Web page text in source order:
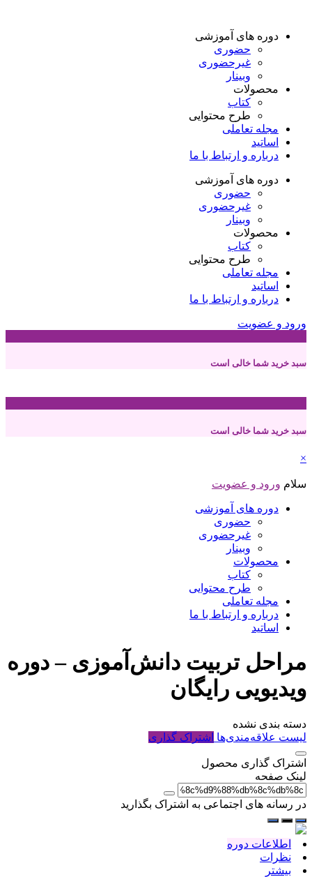
دوره های آموزشی
حضوری
غیرحضوری
وبینار
محصولات
کتاب
طرح محتوایی
مجله تعاملی
اساتید
درباره و ارتباط با ما
دوره های آموزشی
حضوری
غیرحضوری
وبینار
محصولات
کتاب
طرح محتوایی
مجله تعاملی
اساتید
درباره و ارتباط با ما
ورود و عضویت
سبد خرید شما خالی است
سبد خرید شما خالی است
×
سلام ورود و عضویت
دوره های آموزشی
حضوری
غیرحضوری
وبینار
محصولات
کتاب
طرح محتوایی
مجله تعاملی
درباره و ارتباط با ما
اساتید
مراحل تربیت دانش‌آموزی – دوره
ویدیویی رایگان
دسته بندی نشده
لیست علاقه‌مندی‌ها اشتراک گذاری
اشتراک گذاری محصول
لینک صفحه
در رسانه های اجتماعی به اشتراک بگذارید
اطلاعات دوره
نظرات
بیشتر